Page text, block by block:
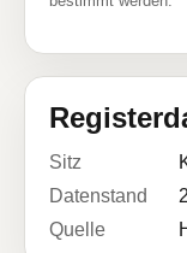
Sitz
Datenstand
Quelle